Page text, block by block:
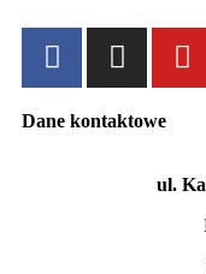
Dane kontaktowe
ul.